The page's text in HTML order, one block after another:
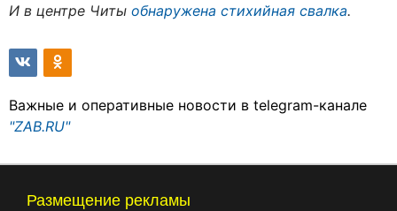
И в центре Читы обнаружена стихийная свалка.
Важные и оперативные новости в telegram-канале
"ZAB.RU"
Размещение рекламы